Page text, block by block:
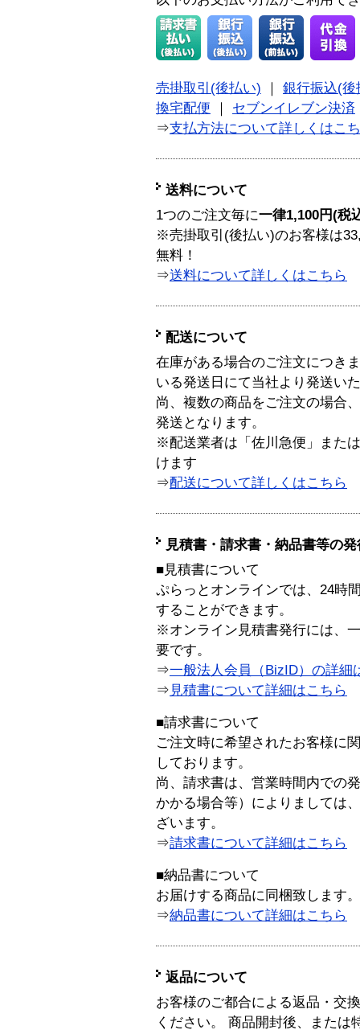
売掛取引(後払い)
銀行振込(後
換宅配便
セブンイレブン決済
⇒支払方法について詳しくはこ
送料について
1つのご注文毎に一律1,100円(税
※売掛取引(後払い)のお客様は
無料！
⇒送料について詳しくはこちら
配送について
在庫がある場合のご注文につき
いる発送日にて当社より発送い
尚、複数の商品をご注文の場合
発送となります。
※配送業者は「佐川急便」また
けます
⇒配送について詳しくはこちら
見積書・請求書・納品書等の
■見積書について
ぷらっとオンラインでは、24時
することができます。
※オンライン見積書発行には、
要です。
⇒一般法人会員（BizID）の詳細
⇒ 見積書について詳細はこちら
■請求書について
ご注文時に希望されたお客様に
しております。
尚、請求書は、営業時間内での
かかる場合等）によりましては
ざいます。
⇒請求書について詳細はこちら
■納品書について
お届けする商品に同梱致します。
⇒納品書について詳細はこちら
返品について
お客様のご都合による返品・交
ください。 商品開封後、または